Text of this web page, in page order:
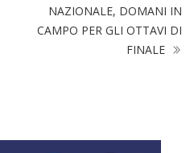
NAZIONALE, DOMANI IN
CAMPO PER GLI OTTAVI DI
FINALE